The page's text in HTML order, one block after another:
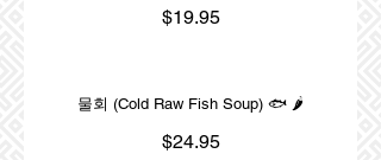
$19.95
물회 (Cold Raw Fish Soup) 🐟 🌶️
$24.95